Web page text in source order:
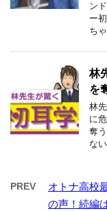
ン
ー
ち
林
を
林
に
奪
な
PREV
オトナ高校
の声！続編